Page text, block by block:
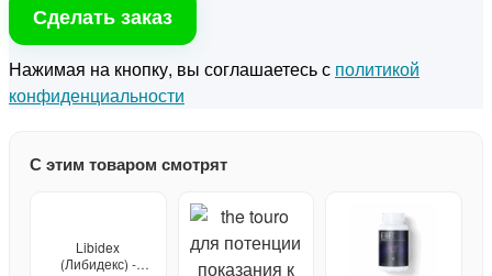
Сделать заказ
Нажимая на кнопку, вы соглашаетесь с политикой
конфиденциальности
С этим товаром смотрят
Libidex
(Либидекс) -